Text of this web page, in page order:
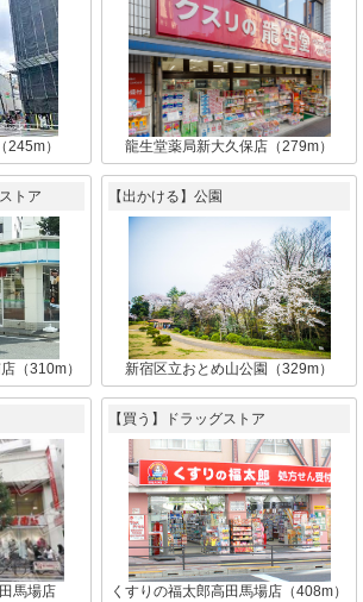
245m） 龍生堂薬局新大久保店（279m）
トア
（310m）
【出かける】公園
新宿区立おとめ山公園（329m）
馬場店
【買う】ドラッグストア
くすりの福太郎高田馬場店（408m）